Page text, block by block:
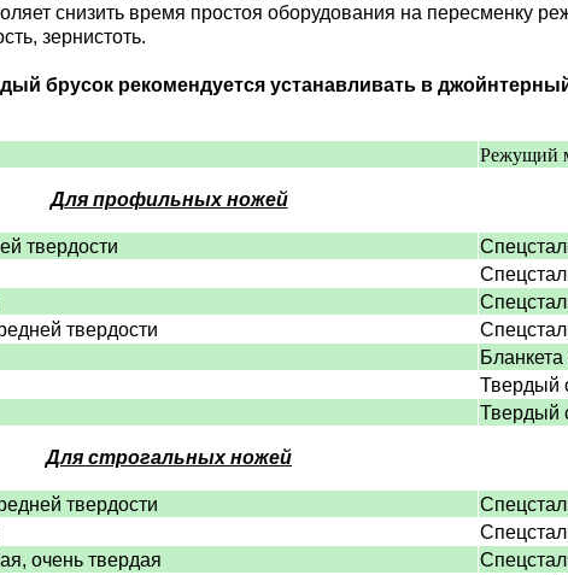
снизить время простоя оборудования на пересменку
зернистоть.
брусок рекомендуется устанавливать в
Режущий
Для профильных ножей
твердости
твердости
Твердый
Твердый
Для строгальных ножей
твердости
очень твердая